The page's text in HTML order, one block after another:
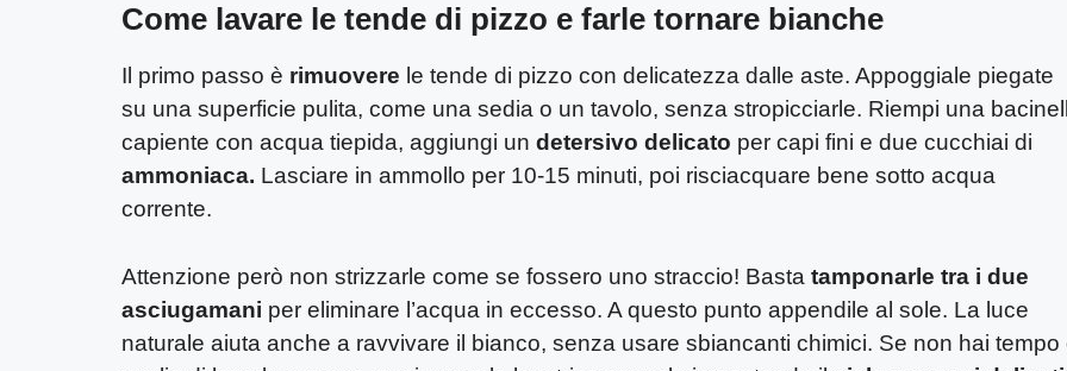
Come lavare le tende di pizzo e farle tornare bianche
Il primo passo è rimuovere le tende di pizzo con delicatezza dalle aste. Appoggiale piegate
su una superficie pulita, come una sedia o un tavolo, senza stropicciarle. Riempi una
capiente con acqua tiepida, aggiungi un detersivo delicato per capi fini e due cucchiai di
ammoniaca. Lasciare in ammollo per 10-15 minuti, poi risciacquare bene sotto acqua
corrente.
Attenzione però non strizzarle come se fossero uno straccio! Basta tamponarle tra i due
asciugamani per eliminare l’acqua in eccesso. A questo punto appendile al sole. La luce
naturale aiuta anche a ravvivare il bianco, senza usare sbiancanti chimici. Se non hai tempo